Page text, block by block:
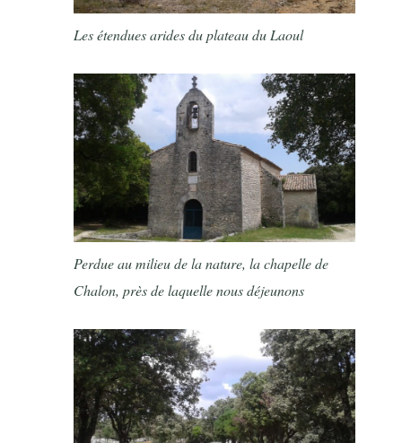
Les étendues arides du plateau du Laoul
Perdue au milieu de la nature, la chapelle de
Chalon, près de laquelle nous déjeunons